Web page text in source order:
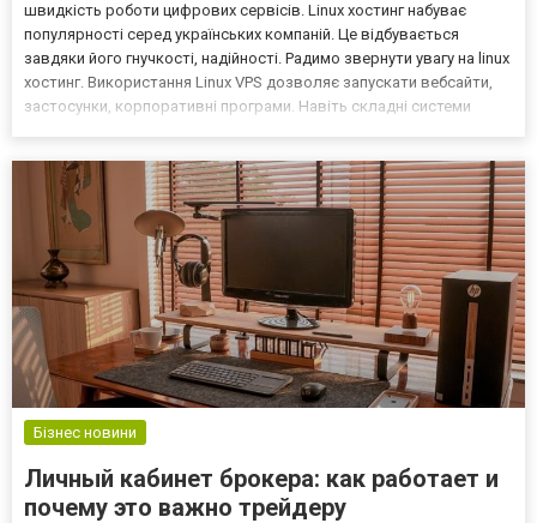
швидкість роботи цифрових сервісів. Linux хостинг набуває
популярності серед українських компаній. Це відбувається
завдяки його гнучкості, надійності. Радимо звернути увагу на linux
хостинг. Використання Linux VPS дозволяє запускати вебсайти,
застосунки, корпоративні програми. Навіть складні системи
Бізнес новини
Личный кабинет брокера: как работает и
почему это важно трейдеру